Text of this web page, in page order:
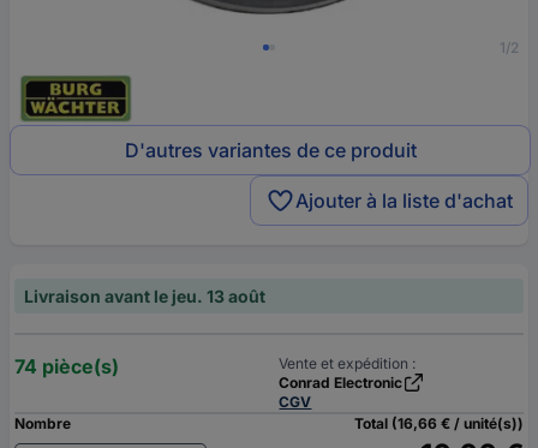
1/2
D'autres variantes de ce produit
Ajouter à la liste d'achat
Livraison avant le jeu. 13 août
74 pièce(s)
Vente et expédition :
Conrad Electronic
CGV
Nombre
Total (16,66 € / unité(s))